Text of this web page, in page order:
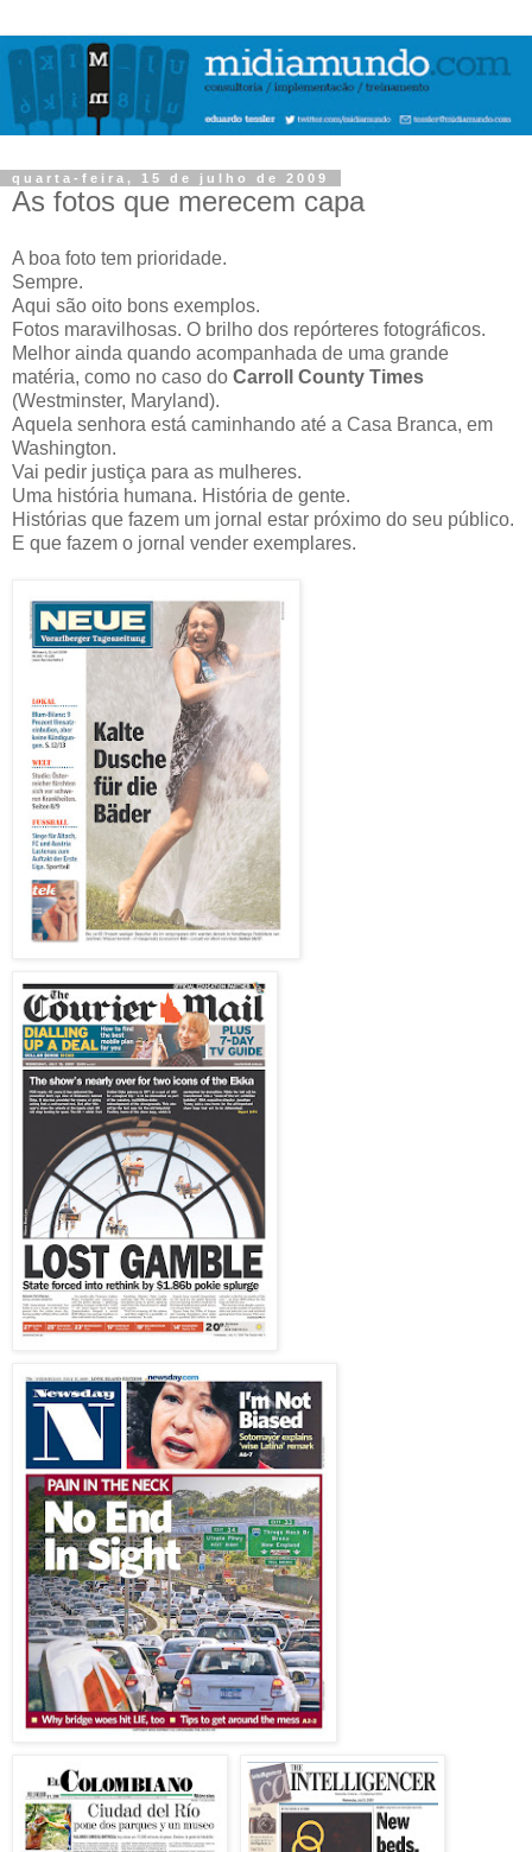
quarta-feira, 15 de julho de 2009
As fotos que merecem capa
A boa foto tem prioridade.
Sempre.
Aqui são oito bons exemplos.
Fotos maravilhosas. O brilho dos repórteres fotográficos.
Melhor ainda quando acompanhada de uma grande
matéria, como no caso do Carroll County Times
(Westminster, Maryland).
Aquela senhora está caminhando até a Casa Branca, em
Washington.
Vai pedir justiça para as mulheres.
Uma história humana. História de gente.
Histórias que fazem um jornal estar próximo do seu público.
E que fazem o jornal vender exemplares.